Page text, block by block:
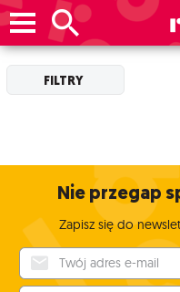
FILTRY
Nie przegap
Zapisz się do